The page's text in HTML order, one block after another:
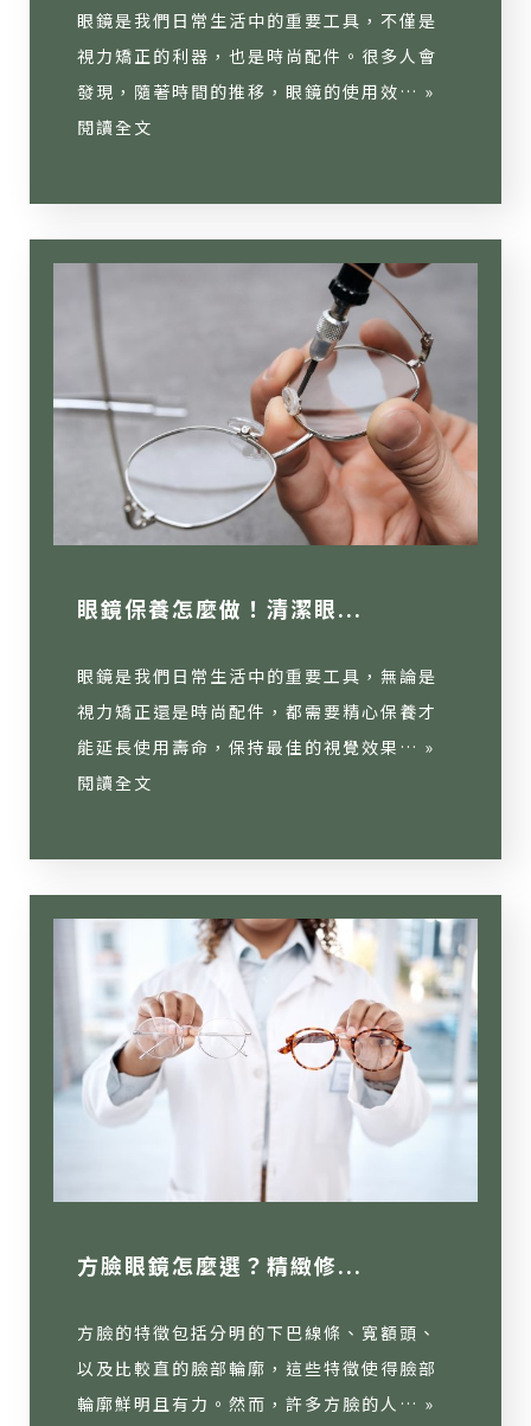
眼鏡是我們日常生活中的重要工具，不僅是
視力矯正的利器，也是時尚配件。很多人會
發現，隨著時間的推移，眼鏡的使用效… »
閱讀全文
眼鏡保養怎麼做！清潔眼...
眼鏡是我們日常生活中的重要工具，無論是
視力矯正還是時尚配件，都需要精心保養才
能延長使用壽命，保持最佳的視覺效果… »
閱讀全文
方臉眼鏡怎麼選？精緻修...
方臉的特徵包括分明的下巴線條、寬額頭、
以及比較直的臉部輪廓，這些特徵使得臉部
輪廓鮮明且有力。然而，許多方臉的人… »